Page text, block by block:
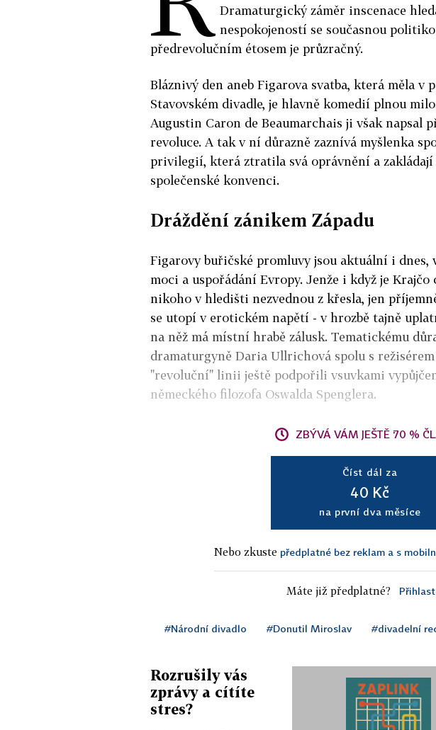
Dramaturgický záměr inscenace
nespokojeností se současnou
předrevolučním étosem je průzračný.
Bláznivý den aneb Figarova svatba, která měla v
Stavovském divadle, je hlavně komedií plnou
Augustin Caron de Beaumarchais ji však napsal
revoluce. A tak v ní důrazně zaznívá myšlenka
privilegií, která ztratila svá oprávnění a zakládají
společenské konvenci.
Dráždění zánikem Západu
Figarovy buřičské promluvy jsou aktuální i
moci a uspořádání Evropy. Jenže i když je
nikoho v hledišti nezvednou z křesla, jen
se utopí v erotickém napětí - v hrozbě tajně
na něž má místní hrabě zálusk. Tematickému
dramaturgyně Daria Ullrichová spolu s
"revoluční" linii ještě podpořili vsuvkami
německého filozofa Oswalda Spenglera.
ZBÝVÁ VÁM JEŠTĚ 70 %
Číst dál za
40 Kč
na první dva měsíce
Nebo zkuste předplatné bez reklam a s
Máte již předplatné?
#Národní divadlo #Donutil Miroslav #divadelní
Rozrušily vás
zprávy a cítíte
stres?